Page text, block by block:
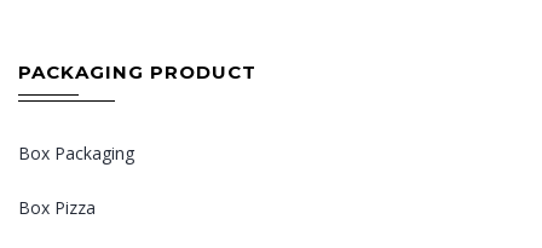
PACKAGING PRODUCT
Box Packaging
Box Pizza